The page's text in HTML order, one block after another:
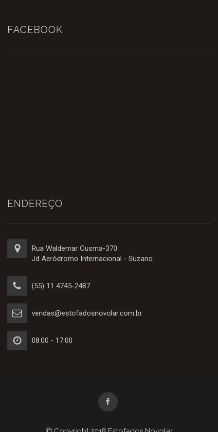
FACEBOOK
ENDEREÇO
Rua Waldemar Cusma-370
Jd Aeródromo Internacional - Suzano
(55) 11 4745-2487
vendas@estofadosnovolar.com.br
08:00 - 17:00